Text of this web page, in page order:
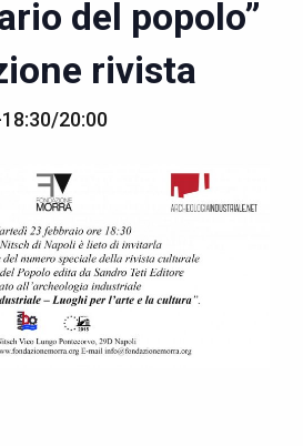
del popolo”
rivista
/20:00